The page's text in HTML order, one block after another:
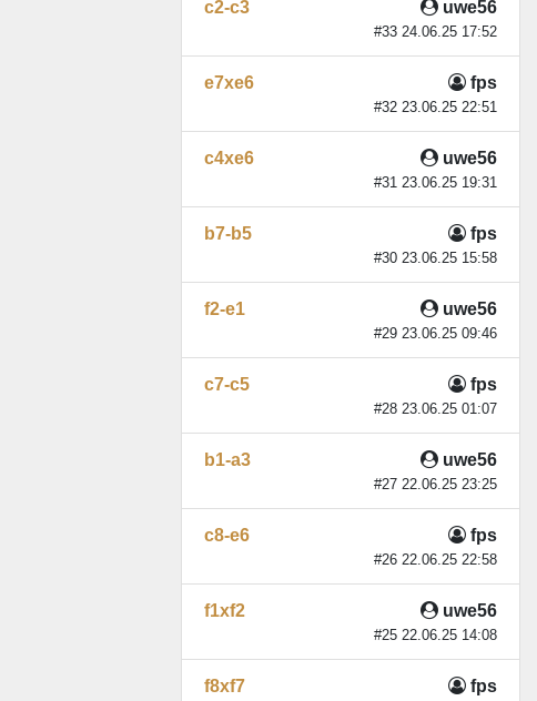
uwe56
#33 24.06.25 17:52
c2-c3
fps
#32 23.06.25 22:51
e7xe6
uwe56
#31 23.06.25 19:31
c4xe6
fps
#30 23.06.25 15:58
b7-b5
uwe56
#29 23.06.25 09:46
f2-e1
fps
#28 23.06.25 01:07
c7-c5
uwe56
#27 22.06.25 23:25
b1-a3
fps
#26 22.06.25 22:58
c8-e6
uwe56
#25 22.06.25 14:08
f1xf2
fps
f8xf7